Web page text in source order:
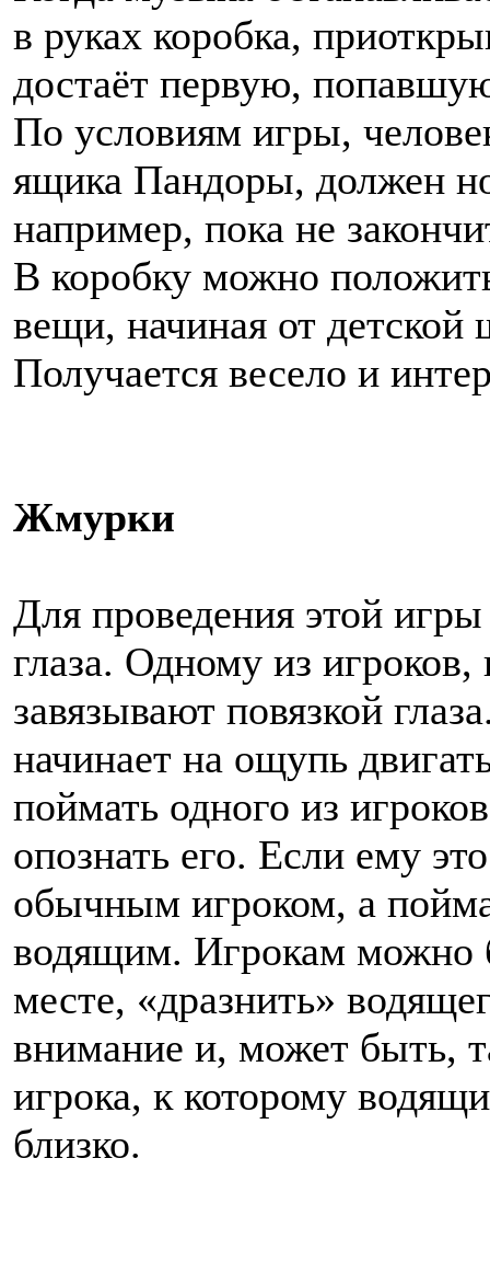
в руках коробка,
достаёт первую,
По условиям игры,
ящика Пандоры, должен
например, пока не
В коробку можно
вещи, начиная от детской
Получается весело и
Жмурки
Для проведения этой
глаза. Одному из
завязывают повязкой
начинает на ощупь
поймать одного из
опознать его. Если ему
обычным игроком, а
водящим. Игрокам можно
месте, «дразнить»
внимание и, может быть,
игрока, к которому
близко.